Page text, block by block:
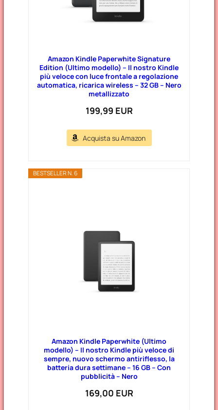
Amazon Kindle Paperwhite Signature
Edition (Ultimo modello) – Il nostro Kindle
più veloce con luce frontale a regolazione
automatica, ricarica wireless – 32 GB – Nero
metallizzato
199,99 EUR
Acquista su Amazon
BESTSELLER N. 6
Amazon Kindle Paperwhite (Ultimo
modello) – Il nostro Kindle più veloce di
sempre, nuovo schermo antiriflesso, la
batteria dura settimane – 16 GB – Con
pubblicità – Nero
169,00 EUR